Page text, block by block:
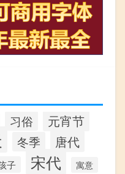
习俗 元宵节
冬季 唐代
子 宋代 寓意